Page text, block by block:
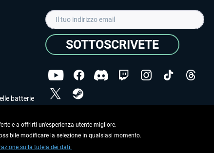
batterie
SOTTOSCRIVETE
dei dati.
Copyright © Aerosoft GmbH. Tutti i diritti riservati.
e a offrirti un'esperienza utente migliore.
modificare la selezione in qualsiasi momento.
sulla tutela dei dati.